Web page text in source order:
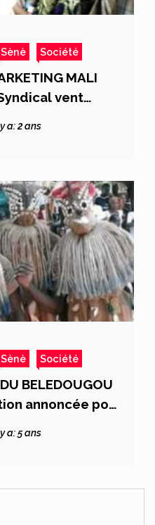
Sènè Société
MALI
vent
Général M.
a: 2 ans
Sènè Société
BELEDOUGOU
annoncée pour
a: 5 ans